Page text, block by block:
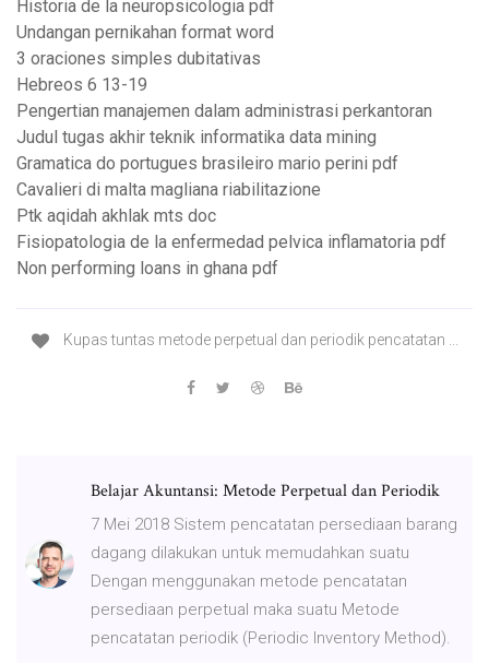
Historia de la neuropsicologia pdf
Undangan pernikahan format word
3 oraciones simples dubitativas
Hebreos 6 13-19
Pengertian manajemen dalam administrasi perkantoran
Judul tugas akhir teknik informatika data mining
Gramatica do portugues brasileiro mario perini pdf
Cavalieri di malta magliana riabilitazione
Ptk aqidah akhlak mts doc
Fisiopatologia de la enfermedad pelvica inflamatoria pdf
Non performing loans in ghana pdf
Kupas tuntas metode perpetual dan periodik pencatatan ...
Belajar Akuntansi: Metode Perpetual dan Periodik
7 Mei 2018 Sistem pencatatan persediaan barang
dagang dilakukan untuk memudahkan suatu
Dengan menggunakan metode pencatatan
persediaan perpetual maka suatu Metode
pencatatan periodik (Periodic Inventory Method).